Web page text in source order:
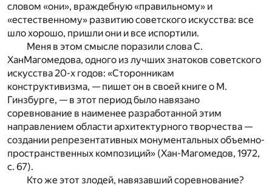
словом «они», враждебную «правильному» и
«естественному» развитию советского искусства: все
шло хорошо, пришли они и все испортили.
Меня в этом смысле поразили слова С.
ХанМагомедова, одного из лучших знатоков советского
искусства 20-х годов: «Сторонникам
конструктивизма, — пишет он в своей книге о М.
Гинзбурге, — в этот период было навязано
соревнование в наименее разработанной этим
направлением области архитектурного творчества —
создании репрезентативных монументальных объемно-
пространственных композиций» (Хан-Магомедов, 1972,
с. 67).
Кто же этот злодей, навязавший соревнование?